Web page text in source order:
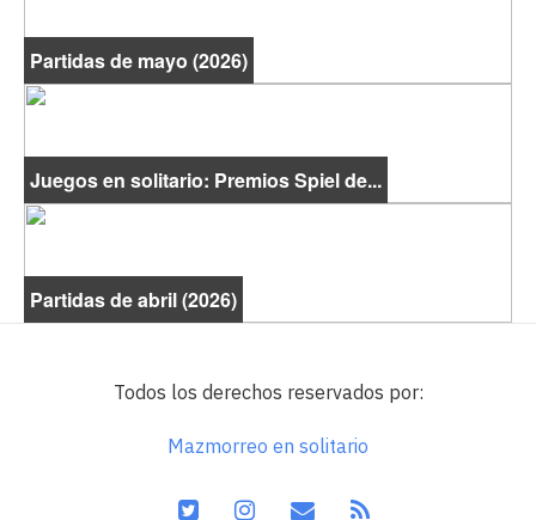
Partidas de mayo (2026)
Juegos en solitario: Premios Spiel de...
Partidas de abril (2026)
Todos los derechos reservados por:
Mazmorreo en solitario